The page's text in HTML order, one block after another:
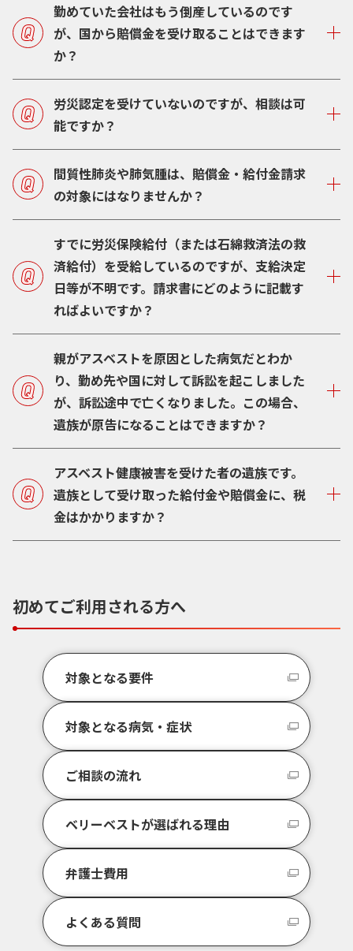
勤めていた会社はもう倒産しているのです
が、国から賠償金を受け取ることはできます
か？
労災認定を受けていないのですが、相談は可
能ですか？
間質性肺炎や肺気腫は、賠償金・給付金請求
の対象にはなりませんか？
すでに労災保険給付（または石綿救済法の救
済給付）を受給しているのですが、支給決定
日等が不明です。請求書にどのように記載す
ればよいですか？
親がアスベストを原因とした病気だとわか
り、勤め先や国に対して訴訟を起こしました
が、訴訟途中で亡くなりました。この場合、
遺族が原告になることはできますか？
アスベスト健康被害を受けた者の遺族です。
遺族として受け取った給付金や賠償金に、税
金はかかりますか？
初めてご利用される方へ
対象となる要件
対象となる病気・症状
ご相談の流れ
ベリーベストが選ばれる理由
弁護士費用
よくある質問